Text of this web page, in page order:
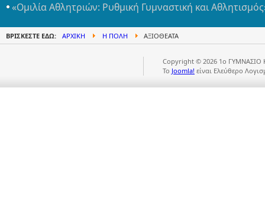
«Ομιλία Αθλητριών: Ρυθμική Γυμναστική και
ΒΡΊΣΚΕΣΤΕ ΕΔΏ: ΑΡΧΙΚΉ Η ΠΌΛΗ ΑΞΙΟΘΈΑΤΑ
Copyright © 2026 1ο ΓΥΜΝΑΣΙΟ
Το Joomla! είναι Ελεύθερο